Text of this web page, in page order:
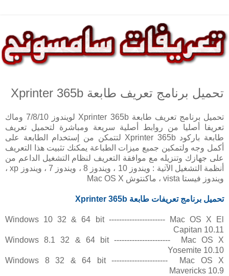
تحميل برنامج تعريف طابعة Xprinter 365b
تحميل برنامج تعريف طابعة Xprinter 365b لويندوز 7/8/10 وماك
تعريفا أصليا من روابط أصلية سريعة ومباشرة لتحميل تعريف
طابعة باركود Xprinter 365b لتتمكن من إستخدام الطابعة على
أكمل وجه ولتمكين جميع ميزات الطباعة يمكنك تثبيت هذا التعريف
على جهازك وتنزيله مع موافقة التعريف لنظام التشغيل الداعم من
أنظمة التشغيل الآتية : ويندوز 10 ، ويندوز 8 ، ويندوز 7 ، ويندوز xp ،
ويندوز فيستا vista ، ماكنتوش Mac OS X
تحميل برنامج تعريفات طابعة Xprinter 365b
Windows 10 32 & 64 bit ---------------------- Mac OS X El
Capitan 10.11
Windows 8.1 32 & 64 bit ---------------------- Mac OS X
Yosemite 10.10
Windows 8 32 & 64 bit ---------------------- Mac OS X
Mavericks 10.9